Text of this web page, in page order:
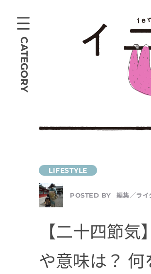
CATEGORY
POSTED BY 編集／ライ
【二十四節
や意味は？ 何